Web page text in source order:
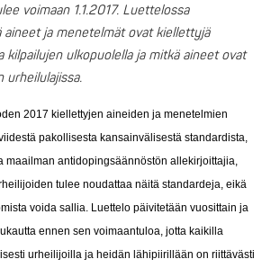
voimaan 1.1.2017. Luettelossa
aineet ja menetelmät ovat kiellettyjä
kilpailujen ulkopuolella ja mitkä aineet ovat
urheilulajissa.
2017 kiellettyjen aineiden ja menetelmien
pakollisesta kansainvälisestä standardista,
maailman antidopingsäännöstön allekirjoittajia,
tulee noudattaa näitä standardeja, eikä
voida sallia. Luettelo päivitetään vuosittain ja
ennen sen voimaantuloa, jotta kaikilla
urheilijoilla ja heidän lähipiirillään on riittävästi